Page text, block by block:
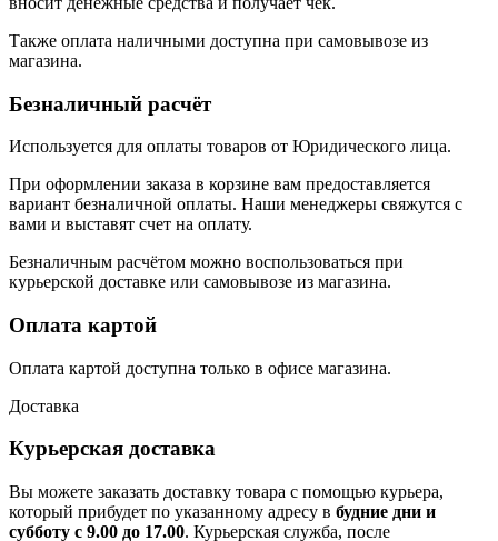
Также оплата наличными доступна при самовывозе из
магазина.
Безналичный расчёт
Используется для оплаты товаров от Юридического лица.
При оформлении заказа в корзине вам предоставляется
вариант безналичной оплаты. Наши менеджеры свяжутся с
вами и выставят счет на оплату.
Безналичным расчётом можно воспользоваться при
курьерской доставке или самовывозе из магазина.
Оплата картой
Оплата картой доступна только в офисе магазина.
Доставка
Курьерская доставка
Вы можете заказать доставку товара с помощью курьера,
который прибудет по указанному адресу в будние дни и
субботу с 9.00 до 17.00. Курьерская служба, после